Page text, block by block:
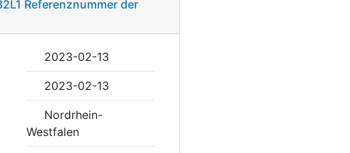
Referenznummer der
2023-02-13
2023-02-13
Nordrhein-
Westfalen